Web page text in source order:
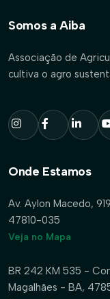
Somos a Aiba
Associação de
cultiva o agro
Onde Estamos
Av. Aylon Macedo,
47810-035
Veja no Mapa
BR 242 KM 535 -
Magalhães - BA,